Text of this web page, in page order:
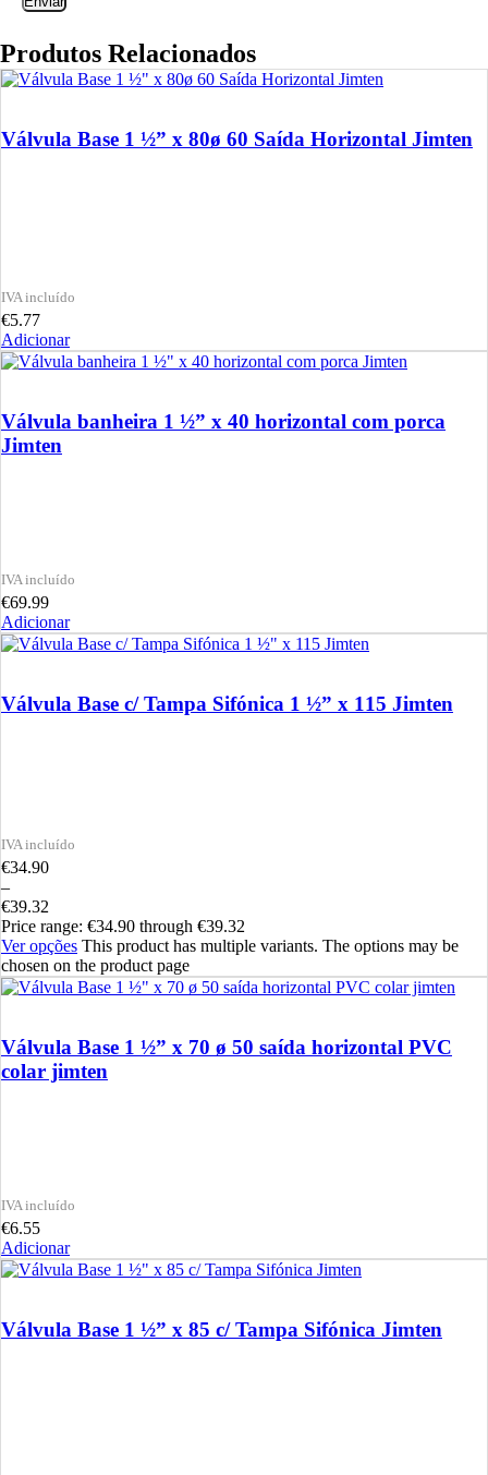
Produtos Relacionados
Válvula Base 1 ½” x 80ø 60 Saída Horizontal Jimten
€5.77
Adicionar
Válvula banheira 1 ½” x 40 horizontal com porca
Jimten
€69.99
Adicionar
Válvula Base c/ Tampa Sifónica 1 ½” x 115 Jimten
€34.90
–
€39.32
Price range: €34.90 through €39.32
Ver opções This product has multiple variants. The options may be
chosen on the product page
Válvula Base 1 ½” x 70 ø 50 saída horizontal PVC
colar jimten
€6.55
Adicionar
Válvula Base 1 ½” x 85 c/ Tampa Sifónica Jimten